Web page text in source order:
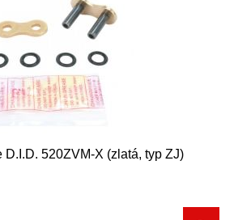
D.I.D. 520ZVM-X (zlatá, typ ZJ)